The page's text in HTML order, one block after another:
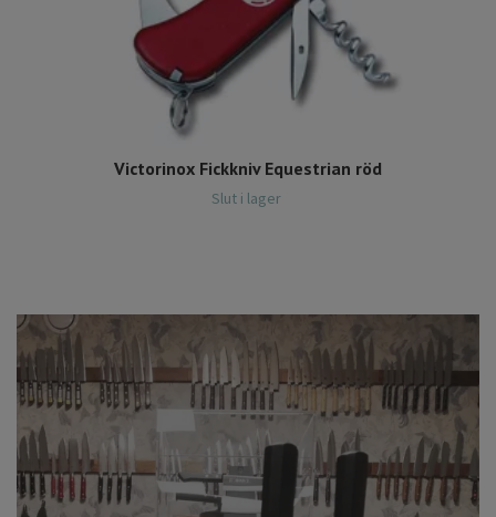
Victorinox Fickkniv Equestrian röd
Slut i lager